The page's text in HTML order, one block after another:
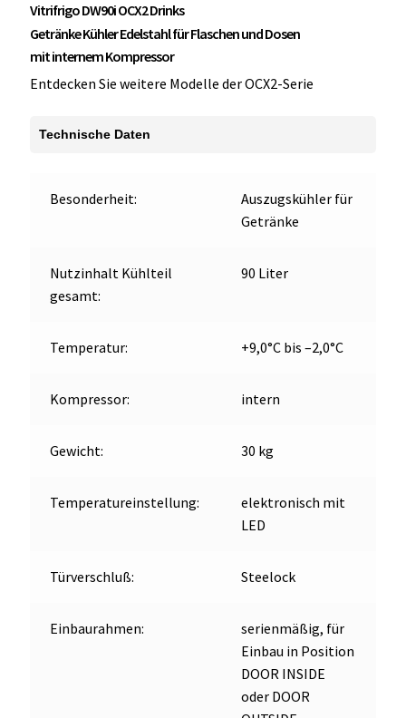
Getränke
Kühler
Edelstahl
Menge
Vitrifrigo DW90i OCX2 Drinks
Getränke Kühler Edelstahl für Flaschen und Dosen
mit internem Kompressor
Entdecken Sie weitere Modelle der OCX2-Serie
Technische Daten
Besonderheit:
Auszugskühler für
Getränke
Nutzinhalt Kühlteil
gesamt:
90 Liter
Temperatur: +9,0°C bis –2,0°C
Kompressor: intern
Gewicht: 30 kg
Temperatureinstellung:
elektronisch mit
LED
Türverschluß: Steelock
Einbaurahmen:
serienmäßig, für
Einbau in Position
DOOR INSIDE
oder DOOR